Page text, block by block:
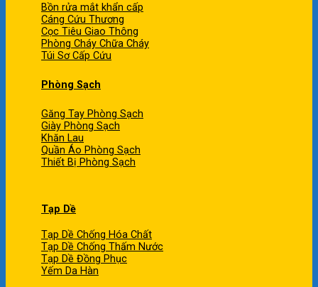
Bồn rửa mắt khẩn cấp
Cáng Cứu Thương
Cọc Tiêu Giao Thông
Phòng Cháy Chữa Cháy
Túi Sơ Cấp Cứu
Phòng Sạch
Găng Tay Phòng Sạch
Giày Phòng Sạch
Khăn Lau
Quần Áo Phòng Sạch
Thiết Bị Phòng Sạch
Tạp Dề
Tạp Dề Chống Hóa Chất
Tạp Dề Chống Thấm Nước
Tạp Dề Đồng Phục
Yếm Da Hàn